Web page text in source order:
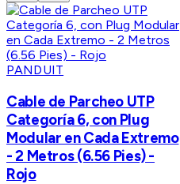
PANDUIT
Cable de Parcheo UTP
Categoría 6, con Plug
Modular en Cada Extremo
- 2 Metros (6.56 Pies) -
Rojo